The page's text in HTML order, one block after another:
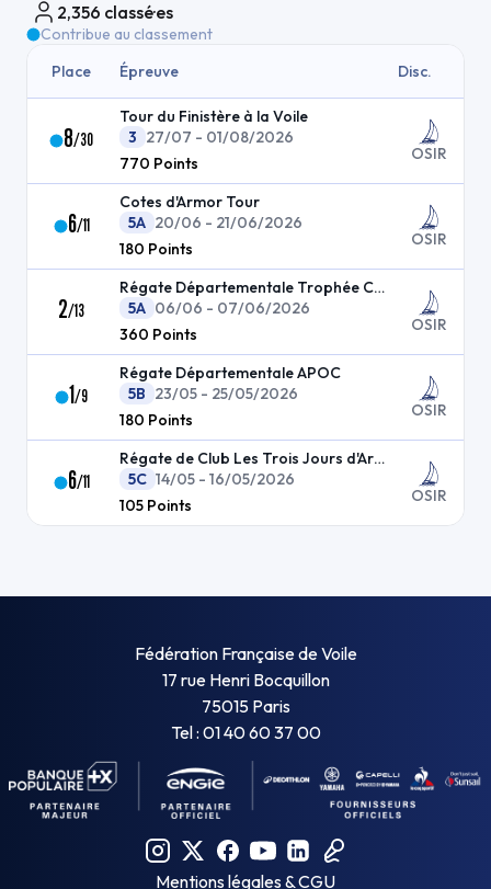
2,356 classé·es
Contribue au classement
Place
Épreuve Disc.
8/30
Tour du Finistère à la Voile
3 27/07 - 01/08/2026
770 Points OSIR
6/11
Cotes d'Armor Tour
5A 20/06 - 21/06/2026
180 Points OSIR
2/13
Régate Départementale Trophée Cras Nautique
5A 06/06 - 07/06/2026
360 Points OSIR
1/9
Régate Départementale APOC
5B 23/05 - 25/05/2026
180 Points OSIR
6/11
Régate de Club Les Trois Jours d'Armor
5C 14/05 - 16/05/2026
105 Points OSIR
Fédération Française de Voile
17 rue Henri Bocquillon
75015 Paris
Tel : 01 40 60 37 00
Mentions légales & CGU